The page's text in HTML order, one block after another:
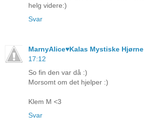
helg videre:)
Svar
MarnyAlice♥Kalas Mystiske Hjørne
17:12
So fin den var då :)
Morsomt om det hjelper :)
Klem M <3
Svar